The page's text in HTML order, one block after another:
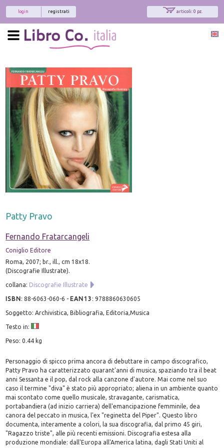
articoli: 0 pz.
registrati
login
Patty Pravo
Fernando Fratarcangeli
Coniglio Editore
Roma, 2007; br., ill., cm 18x18.
(Discografie Illustrate).
collana: Discografie Illustrate
ISBN:88-6063-060-6 - EAN13 :9788860630605
Soggetto: Archivistica, Bibliografia, Editoria,Musica
Testo in:
Peso: 0.44 kg
Personaggio di spicco prima ancora di debuttare in campo discografico,
Patty Pravo ha caratterizzato quarant'anni di musica, spaziando tra il beat
anni Sessanta e il pop, dal rock alla canzone d'autore. Mai come nel suo
caso il termine "diva" è stato più appropriato; aliena in un ambiente quanto
mai scontato come quello musicale, stravagante, carismatica,
portabandiera (ad inizio carriera) dell'emancipazione femminile, dea
canora del peccato in musica, l'ex "reginetta del Piper". Questo libro
documenta, interamente a colori, la sua discografia, dal primo 45 giri,
"Ragazzo triste", alle più recenti emissioni. Discografia estesa alla
produzione mondiale: dall'Europa all'America latina, dagli Stati Uniti al